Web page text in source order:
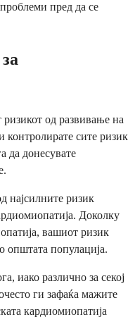
пред да се
од развивање на
контролирате сите ризик
да донесувате
најсилните ризик
Доколку
вашиот ризик
општата популација.
иако различно за секој
ги зафаќа мажите
кардиомиопатија